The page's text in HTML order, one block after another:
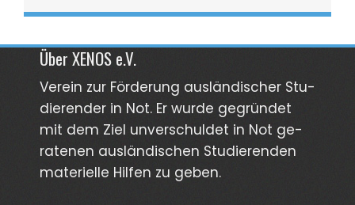
Über XENOS e.V.
Verein zur För­derung aus­län­discher Stu­
dierender in Not. Er wurde gegründet
mit dem Ziel unver­schuldet in Not ge­
ra­tenen aus­län­dischen Stud­ierenden
materi­elle Hilfen zu geben.